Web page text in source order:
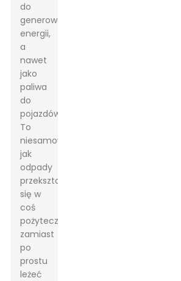
do
generowania
energii,
a
nawet
jako
paliwa
do
pojazdów.
To
niesamowite,
jak
odpady
przekształcają
się w
coś
pożytecznego,
zamiast
po
prostu
leżeć